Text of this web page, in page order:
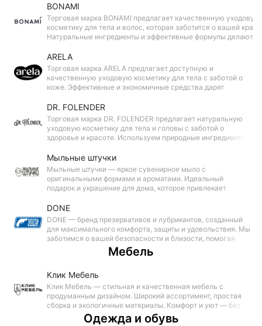
создавать атмосферу уюта и гармонии во время парения.
BONAMI
Торговая марка BONAMI предлагает качественную уходовую
косметику для тела и волос, которая заботится о вашей
Натуральные ингредиенты и эффективные формулы делают
ARELA
Торговая марка ARELA предлагает доступную и
качественную уходовую косметику для тела с заботой о
коже. Эффективные и экономичные средства дарят
DR. FOLENDER
Торговая марка DR. FOLENDER предлагает натуральную
уходовую косметику для тела и головы с заботой о
здоровье и красоте. Используем природные ингредиенты
свежести, гармонии и красоты каждый день.
Мыльные штучки
Мыльные штучки — яркое сувенирное мыло с
оригинальными формами и ароматами. Идеальный
подарок и украшение для дома, которое привлекает
кусочке!
DONE
DONE — бренд презервативов и лубрикантов, созданный
для максимального комфорта, защиты и удовольствия. Мы
заботимся о вашей безопасности и близости, помогая
наслаждаться каждым моментом с уверенностью и
Мебель
Клик Мебель
Клик Мебель — стильная и качественная мебель с
продуманным дизайном. Широкий ассортимент, простая
сборка и экологичные материалы. Комфорт и уют — без
лишних трат!Одежда и обувь